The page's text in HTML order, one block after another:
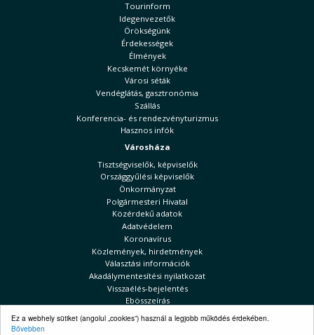
Ez a webhely sütiket (angolul „cookies”) használ a legjobb működés érdekében.
Bővebben
Tourinform
Idegenvezetők
Örökségünk
Érdekességek
Élmények
Kecskemét környéke
Városi séták
Vendéglátás, gasztronómia
Szállás
Konferencia- és rendezvényturizmus
Hasznos infók
Városháza
Tisztségviselők, képviselők
Országgyűlési képviselők
Önkormányzat
Polgármesteri Hivatal
Közérdekű adatok
Adatvédelem
Koronavírus
Közlemények, hirdetmények
Választási információk
Akadálymentesítési nyilatkozat
Visszaélés-bejelentés
Ebösszeírás
Kecskeméti Hírek